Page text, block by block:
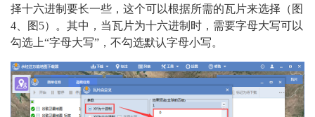
择十六进制要长一些，这个可以根据所需的瓦片来选择（图
4、图5）。其中，当瓦片为十六进制时，需要字母大写可以
勾选上“字母大写”，不勾选默认字母小写。